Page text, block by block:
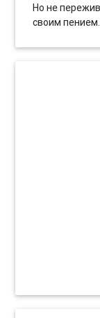
Но не
своим